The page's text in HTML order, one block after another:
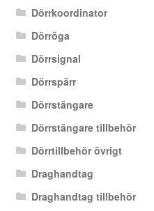
Dörrkoordinator
Dörröga
Dörrsignal
Dörrspärr
Dörrstängare
Dörrstängare tillbehör
Dörrtillbehör övrigt
Draghandtag
Draghandtag tillbehör